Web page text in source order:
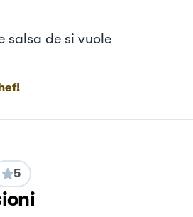
salsa de si vuole
5